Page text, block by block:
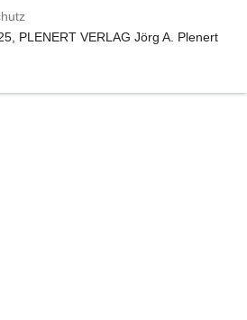
PLENERT VERLAG Jörg A. Plenert